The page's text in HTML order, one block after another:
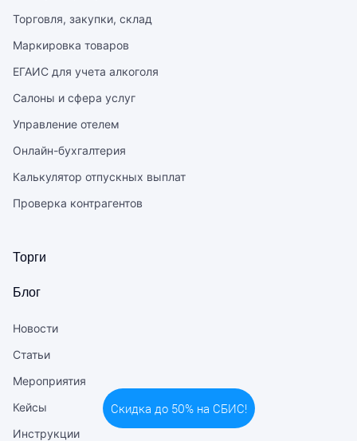
Торговля, закупки, склад
Маркировка товаров
ЕГАИС для учета алкоголя
Салоны и сфера услуг
Управление отелем
Онлайн-бухгалтерия
Калькулятор отпускных выплат
Проверка контрагентов
Торги
Блог
Новости
Статьи
Мероприятия
Кейсы
Инструкции